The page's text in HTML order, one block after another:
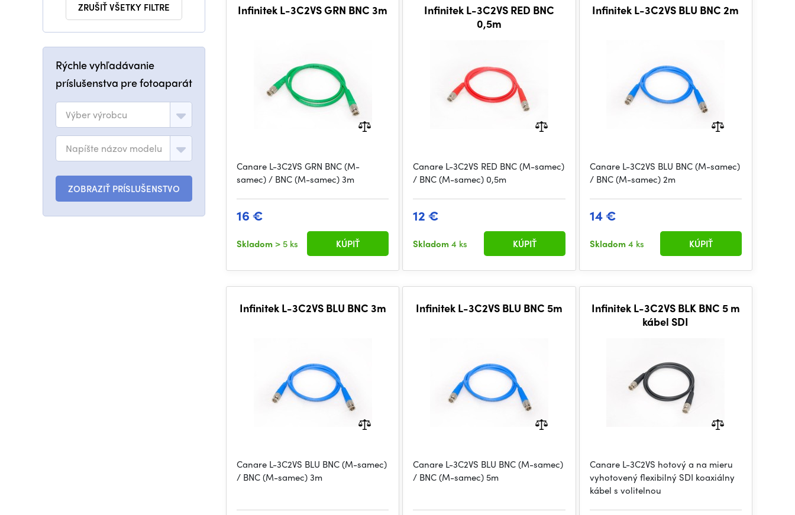
ZRUŠIŤ VŠETKY FILTRE
Rýchle vyhľadávanie
príslušenstva pre fotoaparát
Výber výrobcu
Napíšte názov modelu
ZOBRAZIŤ PRÍSLUŠENSTVO
Infinitek L-3C2VS GRN BNC 3m
Canare L-3C2VS GRN BNC (M-
samec) / BNC (M-samec) 3m
16 €
Skladom > 5 ks KÚPIŤ
Infinitek L-3C2VS RED BNC
0,5m
Canare L-3C2VS RED BNC (M-samec)
/ BNC (M-samec) 0,5m
12 €
Skladom4 ks KÚPIŤ
Infinitek L-3C2VS BLU BNC 2m
Canare L-3C2VS BLU BNC (M-samec)
/ BNC (M-samec) 2m
14 €
Skladom4 ks KÚPIŤ
Infinitek L-3C2VS BLU BNC 3m
Canare L-3C2VS BLU BNC (M-samec)
/ BNC (M-samec) 3m
Infinitek L-3C2VS BLU BNC 5m
Canare L-3C2VS BLU BNC (M-samec)
/ BNC (M-samec) 5m
Infinitek L-3C2VS BLK BNC 5 m
kábel SDI
Canare L-3C2VS hotový a na mieru
vyhotovený flexibilný SDI koaxiálny
kábel s volitelnou